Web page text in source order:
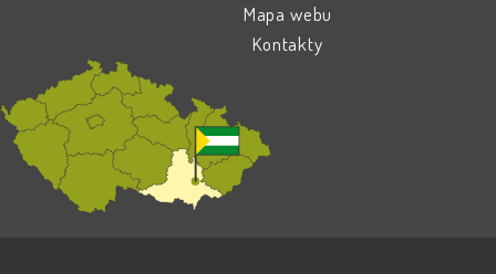
Mapa webu
Kontakty